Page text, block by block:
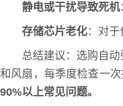
静电或干扰导致死机
存储芯片老化：对于
总结建议：选购自
和风扇，每季度检查一
90%以上常见问题。